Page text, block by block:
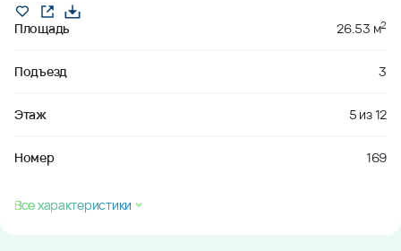
Площадь 26.53 м2
Подъезд 3
Этаж 5 из12
Номер 169
Все характеристики